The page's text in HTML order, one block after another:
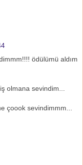
ödülümü aldım
olmana sevindim...
çoook sevindimmm...